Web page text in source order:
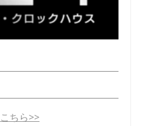
こちら>>